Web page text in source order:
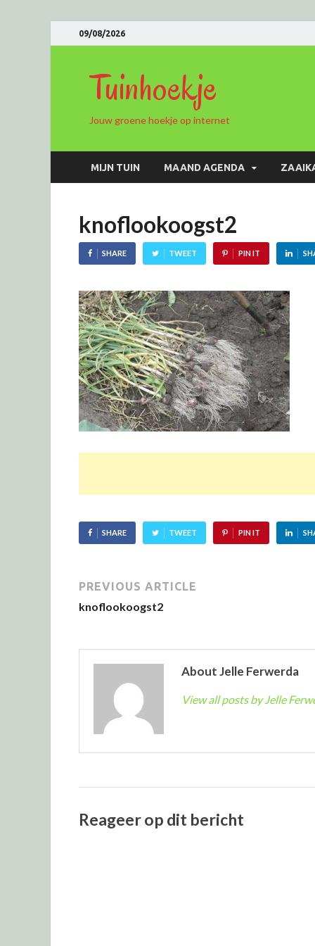
09/08/2026
Tuinhoekje
Jouw groene hoekje op internet
MIJN TUIN MAAND AGENDA
knoflookoogst2
SHARE TWEET PIN IT
SHARE TWEET PIN IT
PREVIOUS ARTICLE
knoflookoogst2
About Jelle Ferwerda
View all posts by Jelle
Reageer op dit bericht